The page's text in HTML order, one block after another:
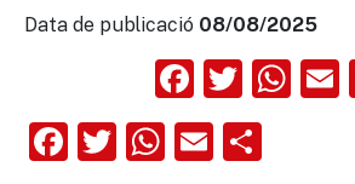
Data de publicació 08/08/2025
Facebook
Twitter
WhatsApp
Email